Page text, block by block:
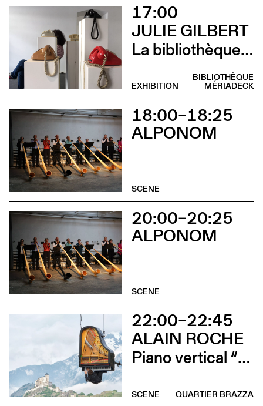
17:00
JULIE GILBERT
La bibliothèque sonore des femmes (Vernissage)
BIBLIOTHÈQUE
MÉRIADECK
EXHIBITION
18:00–18:25
ALPONOM
SCENE
20:00–20:25
ALPONOM
SCENE
22:00–22:45
ALAIN ROCHE
Piano vertical “Chantier”
QUARTIER BRAZZA
SCENE